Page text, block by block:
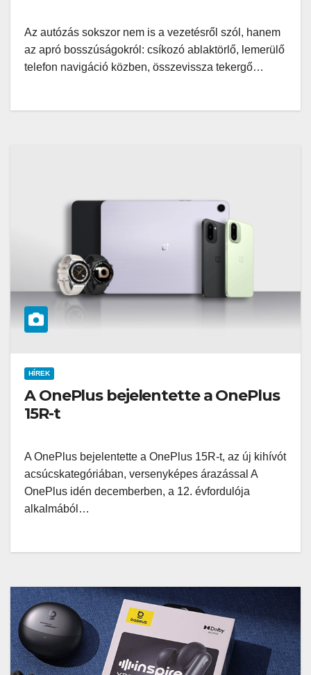
Az autózás sokszor nem is a vezetésről szól, hanem
az apró bosszúságokról: csíkozó ablaktörlő, lemerülő
telefon navigáció közben, összevissza tekergő…
HÍREK
A OnePlus bejelentette a OnePlus
15R-t
A OnePlus bejelentette a OnePlus 15R-t, az új kihívót
acsúcskategóriában, versenyképes árazással A
OnePlus idén decemberben, a 12. évfordulója
alkalmából…